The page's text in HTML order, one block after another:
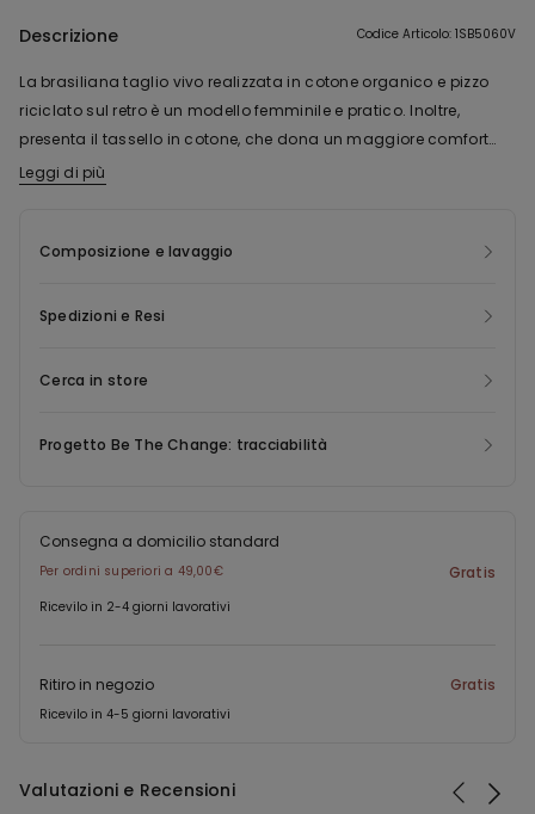
Descrizione Codice Articolo: 1SB5060V
La brasiliana taglio vivo realizzata in cotone organico e pizzo
riciclato sul retro è un modello femminile e pratico. Inoltre,
presenta il tassello in cotone, che dona un maggiore comfort
quando indossato. La brasiliana in cotone e pizzo senza
La poliammide del pizzo di questo prodotto è realizzata con
tessili che non hanno ancora raggiunto il consumatore finale.
coltivazione del cotone organico assicurano un minor utilizzo di
all’ambiente o all’uomo, il rispetto dei diritti umani di tutti i
terreno coltivato e il non sfruttamento di esso.
Leggi di più
Composizione e lavaggio
Spedizioni e Resi
Cerca in store
Progetto Be The Change: tracciabilità
Consegna a domicilio standard
Per ordini superiori a 49,00€ Gratis
Ricevilo in 2-4 giorni lavorativi
Ritiro in negozio Gratis
Ricevilo in 4-5 giorni lavorativi
Valutazioni e Recensioni